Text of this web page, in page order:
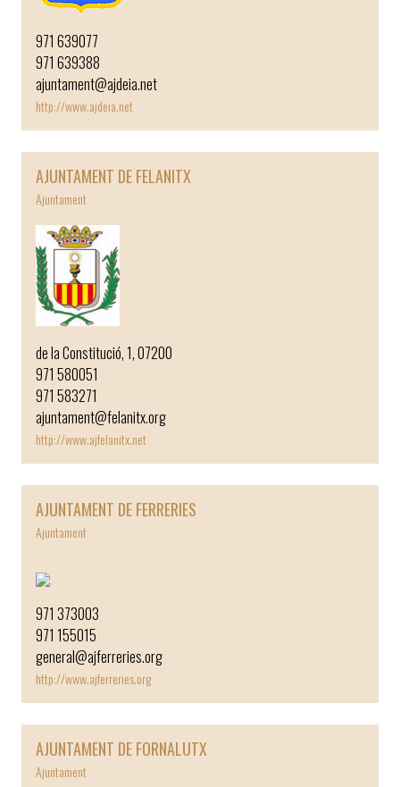
971 639077
971 639388
ajuntament@ajdeia.net
http://www.ajdeia.net
AJUNTAMENT DE FELANITX
Ajuntament
de la Constitució, 1, 07200
971 580051
971 583271
ajuntament@felanitx.org
http://www.ajfelanitx.net
AJUNTAMENT DE FERRERIES
Ajuntament
971 373003
971 155015
general@ajferreries.org
http://www.ajferreries.org
AJUNTAMENT DE FORNALUTX
Ajuntament